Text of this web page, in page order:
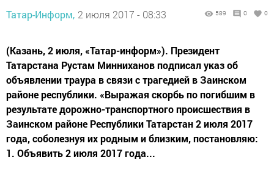
Татар-Информ, 2 июля 2017 - 08:33 589 0 0
(Казань, 2 июля, «Татар-информ»). Президент
Татарстана Рустам Минниханов подписал указ об
объявлении траура в связи с трагедией в Заинском
районе республики. «Выражая скорбь по погибшим в
результате дорожно-транспортного происшествия в
Заинском районе Республики Татарстан 2 июля 2017
года, соболезнуя их родным и близким, постановляю:
1. Объявить 2 июля 2017 года...